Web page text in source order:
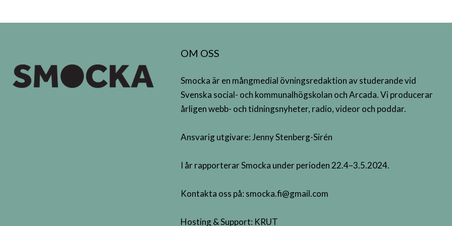
OM OSS
Smocka är en mångmedial övningsredaktion av studerande vid
Svenska social- och kommunalhögskolan och Arcada. Vi producerar
årligen webb- och tidningsnyheter, radio, videor och poddar.
Ansvarig utgivare: Jenny Stenberg-Sirén
I år rapporterar Smocka under perioden 22.4–3.5.2024.
Kontakta oss på: smocka.fi@gmail.com
Hosting & Support: KRUT